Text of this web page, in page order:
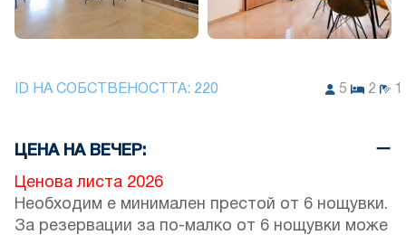
ID НА СОБСТВЕНОСТТА: 220 5 2 1
ЦЕНА НА ВЕЧЕР:
Ценова листа 2026
Необходим е минимален престой от 6 нощувки.
За резервации за по-малко от 6 нощувки може